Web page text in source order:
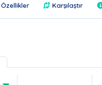
Özellikler Karşılaştır